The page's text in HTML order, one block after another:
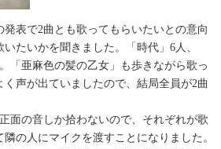
表で2曲とも歌ってもらいたいとの意向
たいかを聞きました。「時代」6人、
「亜麻色の髪の乙女」も歩きながら歌っ
声が出ていましたので、結局全員が2曲
面の音しか拾わないので、それぞれが歌
の人にマイクを渡すことになりました。